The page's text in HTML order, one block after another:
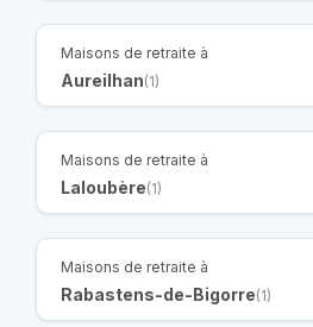
Maisons de retraite à
Aureilhan(1)
Maisons de retraite à
Laloubère(1)
Maisons de retraite à
Rabastens-de-Bigorre(1)